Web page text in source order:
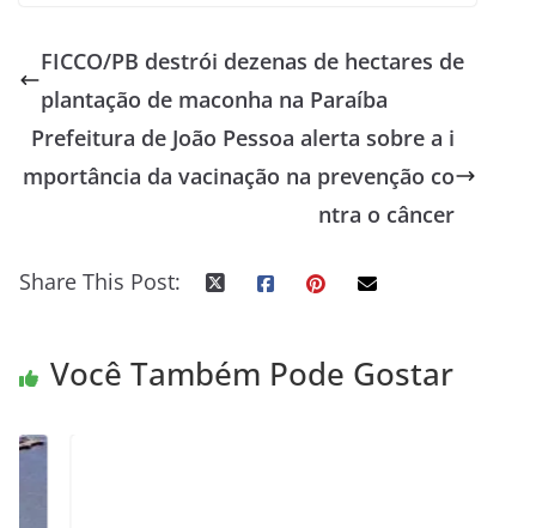
FICCO/PB destrói dezenas de hectares de
plantação de maconha na Paraíba
Prefeitura de João Pessoa alerta sobre a i
mportância da vacinação na prevenção co
ntra o câncer
Share This Post:
Você Também Pode Gostar